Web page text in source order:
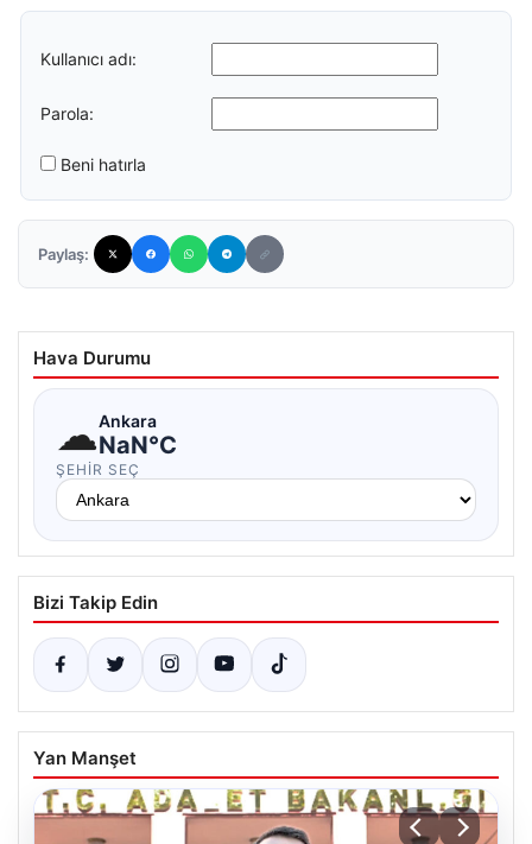
Kullanıcı adı:
Parola:
Beni hatırla
Paylaş:
Hava Durumu
☁Ankara
NaN°C
ŞEHIR SEÇ
Bizi Takip Edin
Yan Manşet